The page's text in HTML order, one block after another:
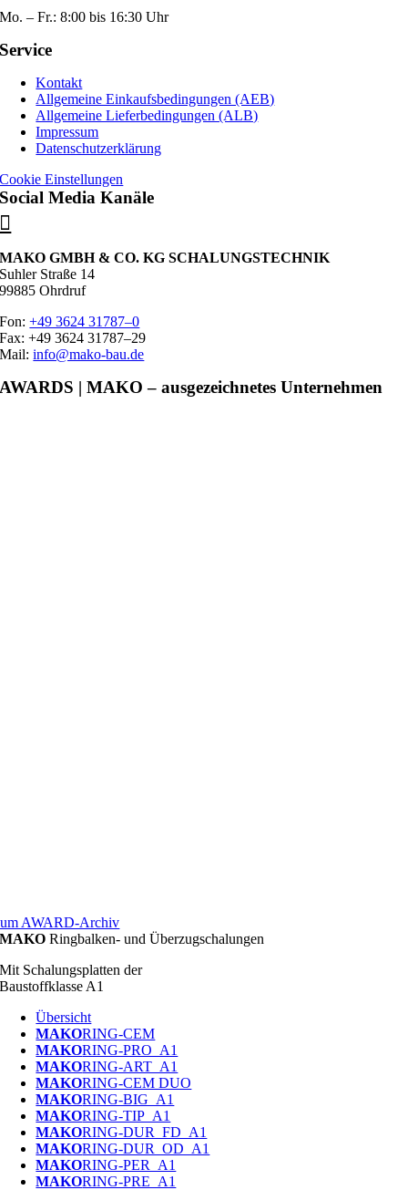
Mo. – Fr.: 8:00 bis 16:30 Uhr
Service
Kontakt
Allgemeine Einkaufsbedingungen (AEB)
Allgemeine Lieferbedingungen (ALB)
Impressum
Datenschutzerklärung
Cookie Einstellungen
Social Media Kanäle
MAKO GMBH & CO. KG SCHALUNGSTECHNIK
Suhler Straße 14
99885 Ohrdruf
Fon:+49 3624 31787–0
Fax: +49 3624 31787–29
Mail:info@mako-bau.de
AWARDS | MAKO – ausgezeichnetes Unternehmen
AWARD-Archiv
MAKO Ringbalken- und Überzugschalungen
Mit Schalungsplatten der
Baustoffklasse A1
Übersicht
MAKORING-CEM
MAKORING-PRO_A1
MAKORING-ART_A1
MAKORING-CEM DUO
MAKORING-BIG_A1
MAKORING-TIP_A1
MAKORING-DUR_FD_A1
MAKORING-DUR_OD_A1
MAKORING-PER_A1
MAKORING-PRE_A1